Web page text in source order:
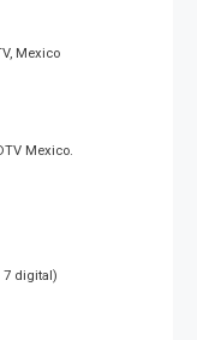
Mexico
Mexico.
7 digital)